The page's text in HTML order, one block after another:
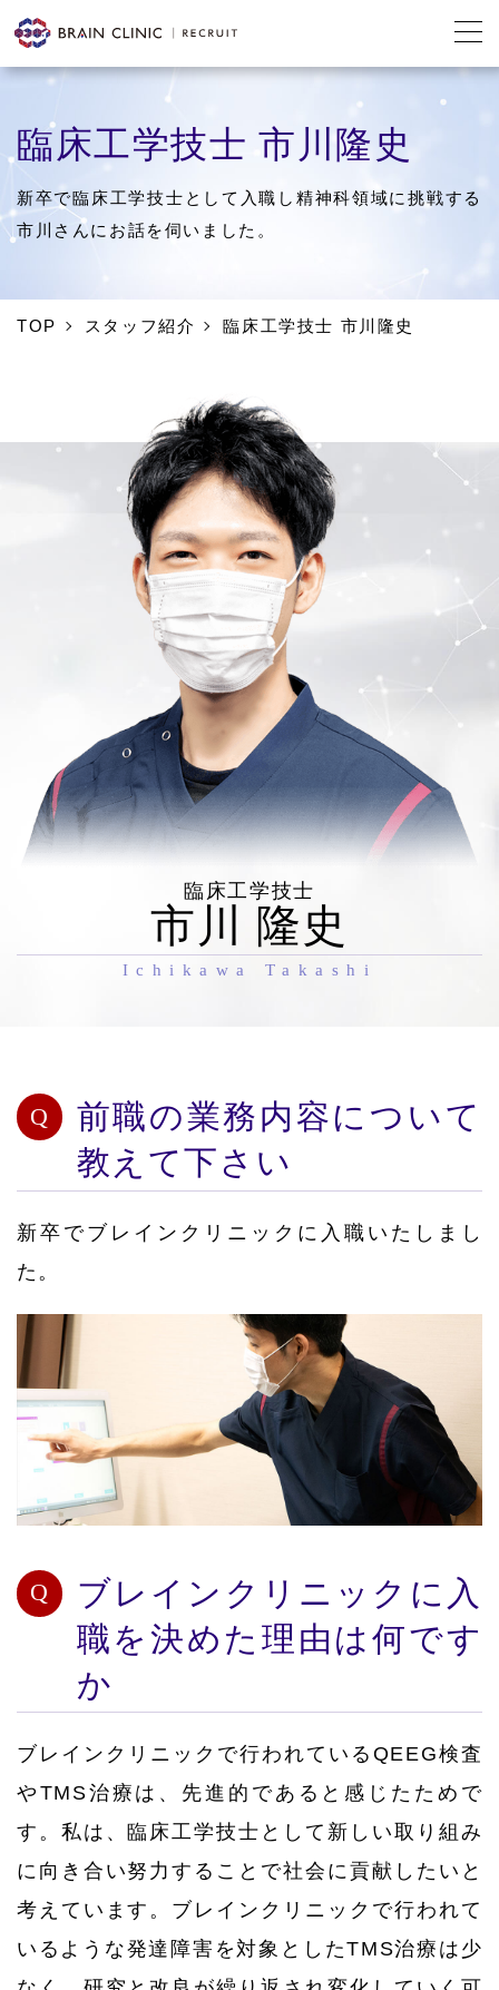
臨床工学技士 市川隆史
新卒で臨床工学技士として入職し精神科領域に挑戦する
市川さんにお話を伺いました。
TOP スタッフ紹介 臨床工学技士 市川隆史
臨床工学技士
市川 隆史
Ichikawa Takashi
前職の業務内容について
教えて下さい
新卒でブレインクリニックに入職いたしまし
た。
ブレインクリニックに入
職を決めた理由は何です
か
ブレインクリニックで行われているQEEG検査
やTMS治療は、先進的であると感じたためで
す。私は、臨床工学技士として新しい取り組み
に向き合い努力することで社会に貢献したいと
考えています。ブレインクリニックで行われて
いるような発達障害を対象としたTMS治療は少